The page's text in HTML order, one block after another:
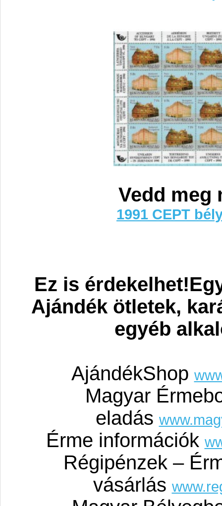
Vedd meg
1991 CEPT
Ez is
Ajándék ötletek,
egyéb
AjándékShop
Magyar
eladás
Érme információk
Régipénzek –
vásárlás